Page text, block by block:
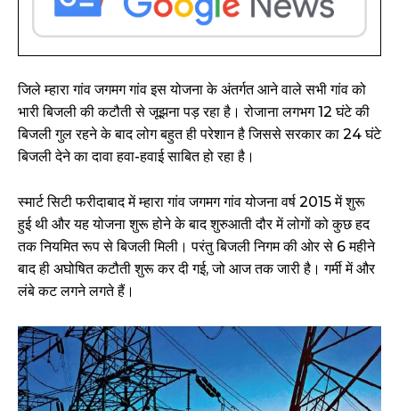
जिले म्हारा गांव जगमग गांव इस योजना के अंतर्गत आने वाले सभी गांव को
भारी बिजली की कटौती से जूझना पड़ रहा है। रोजाना लगभग 12 घंटे की
बिजली गुल रहने के बाद लोग बहुत ही परेशान है जिससे सरकार का 24 घंटे
बिजली देने का दावा हवा-हवाई साबित हो रहा है।
स्मार्ट सिटी फरीदाबाद में म्हारा गांव जगमग गांव योजना वर्ष 2015 में शुरू
हुई थी और यह योजना शुरू होने के बाद शुरुआती दौर में लोगों को कुछ हद
तक नियमित रूप से बिजली मिली। परंतु बिजली निगम की ओर से 6 महीने
बाद ही अघोषित कटौती शुरू कर दी गई, जो आज तक जारी है। गर्मी में और
लंबे कट लगने लगते हैं।